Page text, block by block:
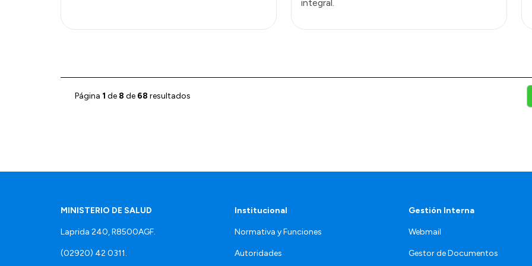
integral.
Página 1 de 8 de 68 resultados
MINISTERIO DE SALUD
Laprida 240, R8500AGF.
(02920) 42 0311.
Institucional
Normativa y Funciones
Autoridades
Gestión Interna
Webmail
Gestor de Documentos